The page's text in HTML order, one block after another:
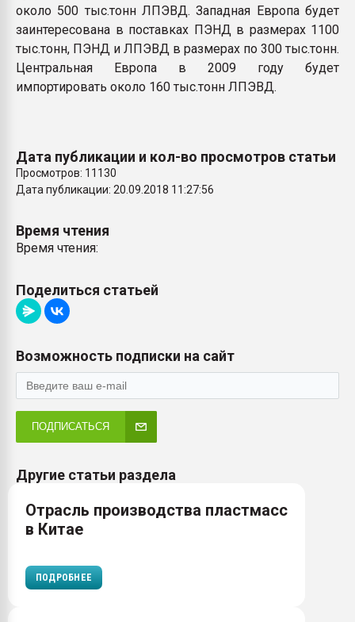
около 500 тыс.тонн ЛПЭВД. Западная Европа будет
заинтересована в поставках ПЭНД в размерах 1100
тыс.тонн, ПЭНД и ЛПЭВД в размерах по 300 тыс.тонн.
Центральная Европа в 2009 году будет
импортировать около 160 тыс.тонн ЛПЭВД.
Дата публикации и кол-во просмотров статьи
Просмотров: 11130
Дата публикации: 20.09.2018 11:27:56
Время чтения
Время чтения:
Поделиться статьей
Возможность подписки на сайт
ПОДПИСАТЬСЯ
Другие статьи раздела
Отрасль производства пластмасс
в Китае
ПОДРОБНЕЕ